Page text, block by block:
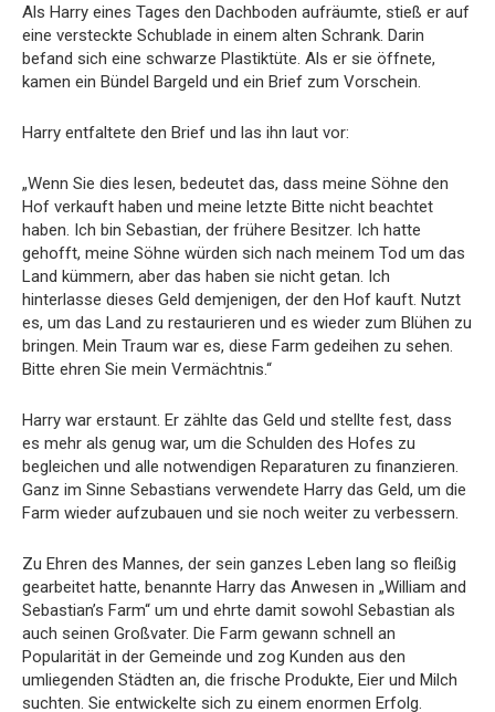
Als Harry eines Tages den Dachboden aufräumte, stieß er auf
eine versteckte Schublade in einem alten Schrank. Darin
befand sich eine schwarze Plastiktüte. Als er sie öffnete,
kamen ein Bündel Bargeld und ein Brief zum Vorschein.
Harry entfaltete den Brief und las ihn laut vor:
„Wenn Sie dies lesen, bedeutet das, dass meine Söhne den
Hof verkauft haben und meine letzte Bitte nicht beachtet
haben. Ich bin Sebastian, der frühere Besitzer. Ich hatte
gehofft, meine Söhne würden sich nach meinem Tod um das
Land kümmern, aber das haben sie nicht getan. Ich
hinterlasse dieses Geld demjenigen, der den Hof kauft. Nutzt
es, um das Land zu restaurieren und es wieder zum Blühen zu
bringen. Mein Traum war es, diese Farm gedeihen zu sehen.
Bitte ehren Sie mein Vermächtnis.“
Harry war erstaunt. Er zählte das Geld und stellte fest, dass
es mehr als genug war, um die Schulden des Hofes zu
begleichen und alle notwendigen Reparaturen zu finanzieren.
Ganz im Sinne Sebastians verwendete Harry das Geld, um die
Farm wieder aufzubauen und sie noch weiter zu verbessern.
Zu Ehren des Mannes, der sein ganzes Leben lang so fleißig
gearbeitet hatte, benannte Harry das Anwesen in „William and
Sebastian’s Farm“ um und ehrte damit sowohl Sebastian als
auch seinen Großvater. Die Farm gewann schnell an
Popularität in der Gemeinde und zog Kunden aus den
umliegenden Städten an, die frische Produkte, Eier und Milch
suchten. Sie entwickelte sich zu einem enormen Erfolg.